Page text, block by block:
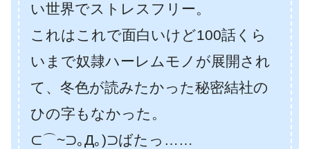
い世界でストレスフリー。
これはこれで面白いけど100話くら
いまで奴隷ハーレムモノが展開され
て、冬色が読みたかった秘密結社の
ひの字もなかった。
⊂⌒~⊃｡Д｡)⊃ばたっ……